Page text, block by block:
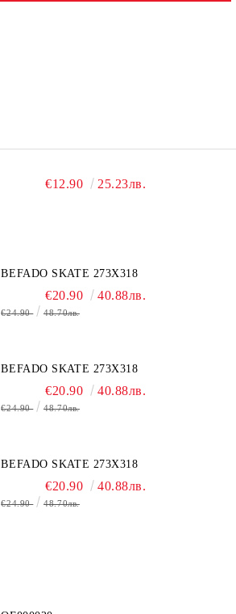
€12.90 25.23лв.
BEFADO SKATE 273X318
€20.90 40.88лв.
€24.90 48.70лв.
BEFADO SKATE 273X318
€20.90 40.88лв.
€24.90 48.70лв.
BEFADO SKATE 273X318
€20.90 40.88лв.
€24.90 48.70лв.